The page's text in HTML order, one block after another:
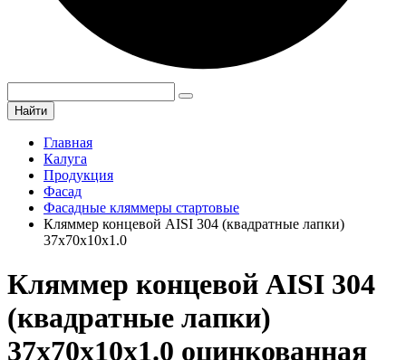
Найти
Главная
Калуга
Продукция
Фасад
Фасадные кляммеры стартовые
Кляммер концевой AISI 304 (квадратные лапки)
37х70х10х1.0
Кляммер концевой AISI 304
(квадратные лапки)
37х70х10х1.0 оцинкованная